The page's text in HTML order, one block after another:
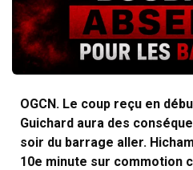
OGCN. Le coup reçu en
Guichard aura des
soir du barrage aller.
10e minute sur commotion